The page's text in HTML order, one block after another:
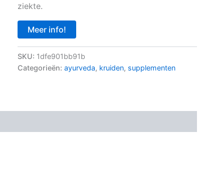
ziekte.
Meer info!
SKU: 1dfe901bb91b
Categorieën: ayurveda, kruiden, supplementen